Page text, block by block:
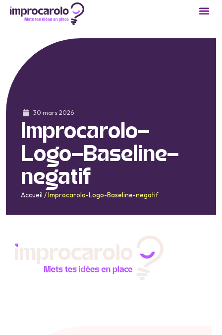
30 mars 2026
Improcarolo-
Logo-Baseline-
negatif
Accueil /Improcarolo-Logo-Baseline-negatif